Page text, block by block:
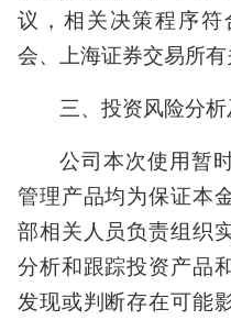
议，相关决策程序
会、上海证券交易所有
三、投资风险分
公司本次使用暂
管理产品均为保证本
部相关人员负责组织
分析和跟踪投资产品
发现或判断存在可能